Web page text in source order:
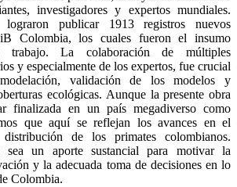
investigadores y expertos mundiales.
publicar 1913 registros nuevos
Colombia, los cuales fueron el insumo
trabajo. La colaboración de múltiples
y especialmente de los expertos, fue crucial
validación de los modelos y
ecológicas. Aunque la presente obra
finalizada en un país megadiverso como
que aquí se reflejan los avances en el
de los primates colombianos.
sea un aporte sustancial para motivar la
y la adecuada toma de decisiones en lo
Colombia.